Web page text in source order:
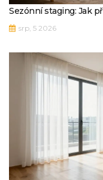
Sezónní staging: Jak
srp, 5 2026